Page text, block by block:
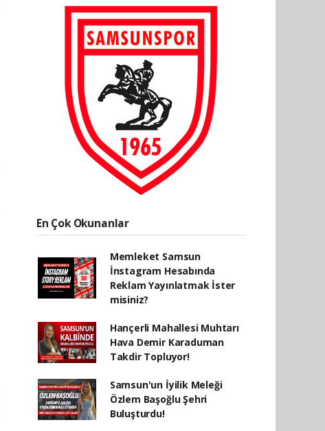
En Çok Okunanlar
Memleket Samsun
İnstagram Hesabında
Reklam Yayınlatmak İster
misiniz?
Hançerli Mahallesi Muhtarı
Hava Demir Karaduman
Takdir Topluyor!
Samsun'un İyilik Meleği
Özlem Başoğlu Şehri
Buluşturdu!